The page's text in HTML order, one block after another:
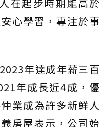
心學習，專注於事
年達成年薪三百
年成長近4成，優
業成為許多新鮮人
房屋表示，公司始